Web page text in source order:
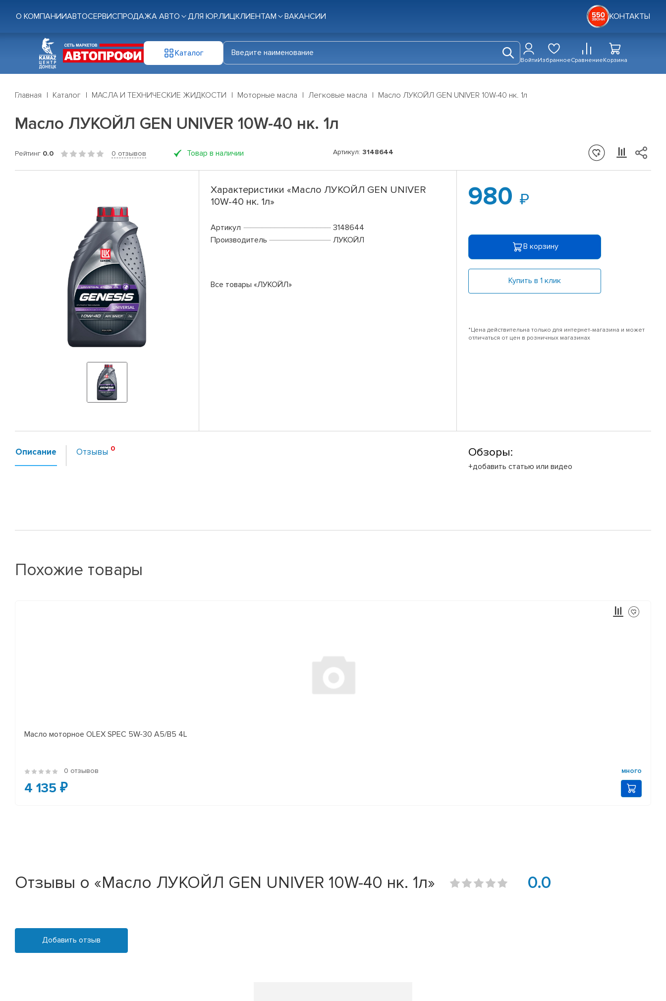
О КОМПАНИИАВТОСЕРВИСПРОДАЖА АВТО ДЛЯ ЮР.ЛИЦКЛИЕНТАМ ВАКАНСИИ КОНТАКТЫ
Каталог
ВойтиИзбранноеСравнениеКорзина
Главная Каталог МАСЛА И ТЕХНИЧЕСКИЕ ЖИДКОСТИ Моторные масла Легковые масла Масло ЛУКОЙЛ GEN UNIVER 10W-40 нк. 1л
Масло ЛУКОЙЛ GEN UNIVER 10W-40 нк. 1л
Рейтинг 0.0 0 отзывов Товар в наличии Артикул: 3148644
Характеристики «Масло ЛУКОЙЛ GEN UNIVER
10W-40 нк. 1л»
Артикул
3148644
Производитель
ЛУКОЙЛ
Все товары «ЛУКОЙЛ»
980
В корзину
Купить в 1 клик
*Цена действительна только для интернет-магазина и может
отличаться от цен в розничных магазинах
Описание Отзывы Обзоры:
+добавить статью или видео
Похожие товары
Масло моторное OLEX SPEC 5W-30 A5/B5 4L
0 отзывов много
4 135 ₽
Отзывы о «Масло ЛУКОЙЛ GEN UNIVER 10W-40 нк. 1л» 0.0
Добавить отзыв